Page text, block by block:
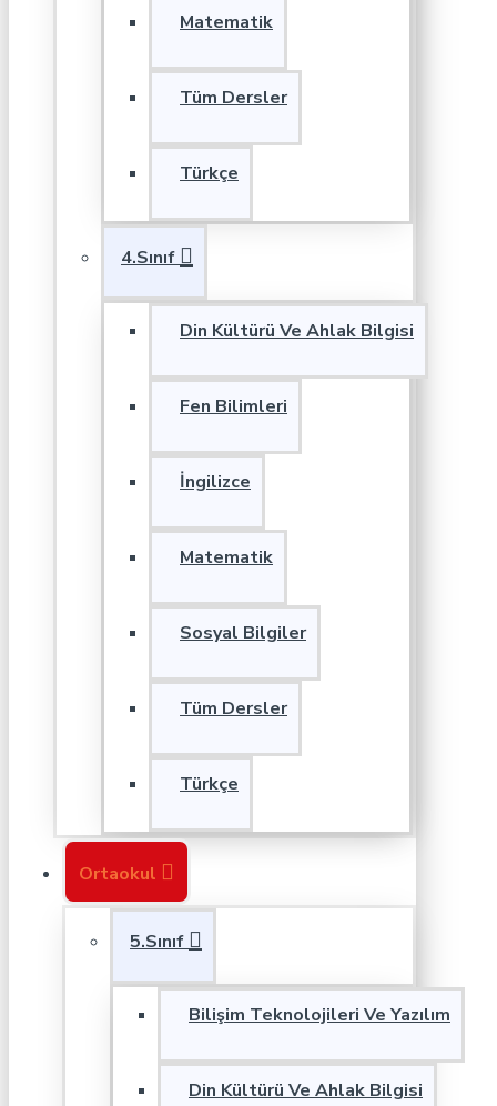
Matematik
Tüm Dersler
Türkçe
4.Sınıf
Din Kültürü Ve Ahlak Bilgisi
Fen Bilimleri
İngilizce
Matematik
Sosyal Bilgiler
Tüm Dersler
Türkçe
Ortaokul
5.Sınıf
Bilişim Teknolojileri Ve Yazılım
Din Kültürü Ve Ahlak Bilgisi